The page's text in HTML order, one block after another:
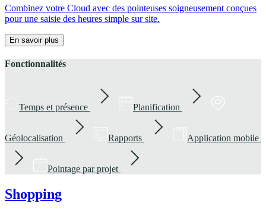
Combinez votre Cloud avec des pointeuses soigneusement conçues
pour une saisie des heures simple sur site.
En savoir plus
Fonctionnalités
Temps et présence Planification
Géolocalisation Rapports Application mobile
Pointage par projet
Shopping